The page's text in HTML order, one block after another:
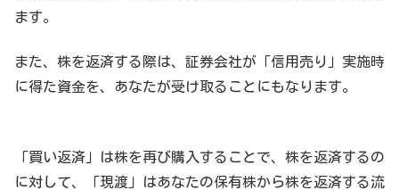
ます。
また、株を返済する際は、証券会社が「信用売り」実施時
に得た資金を、あなたが受け取ることにもなります。
「買い返済」は株を再び購入することで、株を返済するの
に対して、「現渡」はあなたの保有株から株を返済する流